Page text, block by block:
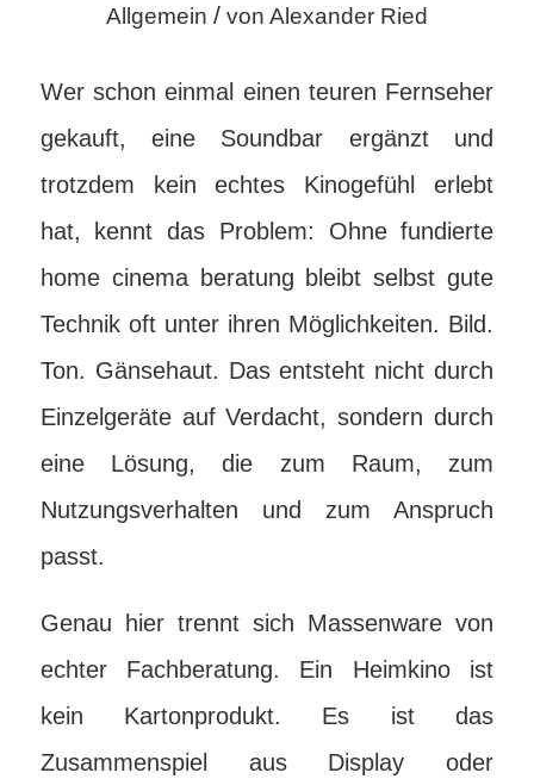
Allgemein / von Alexander Ried
Wer schon einmal einen teuren Fernseher
gekauft, eine Soundbar ergänzt und
trotzdem kein echtes Kinogefühl erlebt
hat, kennt das Problem: Ohne fundierte
home cinema beratung bleibt selbst gute
Technik oft unter ihren Möglichkeiten. Bild.
Ton. Gänsehaut. Das entsteht nicht durch
Einzelgeräte auf Verdacht, sondern durch
eine Lösung, die zum Raum, zum
Nutzungsverhalten und zum Anspruch
passt.
Genau hier trennt sich Massenware von
echter Fachberatung. Ein Heimkino ist
kein Kartonprodukt. Es ist das
Zusammenspiel aus Display oder